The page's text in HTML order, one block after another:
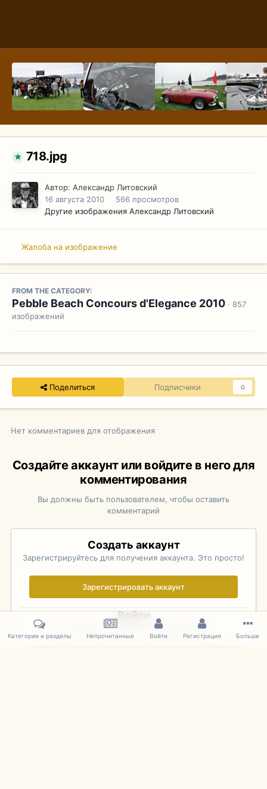
718.jpg
Автор: Александр Литовский
16 августа 2010
566 просмотров
Другие изображения Александр Литовский
Жалоба на изображение
FROM THE CATEGORY:
Pebble Beach Concours d'Elegance 2010 · 857
изображений
Поделиться Подписчики 0
Нет комментариев для отображения
Создайте аккаунт или войдите в него для
комментирования
Вы должны быть пользователем, чтобы оставить
комментарий
Создать аккаунт
Зарегистрируйтесь для получения аккаунта. Это просто!
Зарегистрировать аккаунт
Войти
Уже зарегистрированы? Войдите здесь.
Категории и разделы Непрочитанные Войти Регистрация Больше